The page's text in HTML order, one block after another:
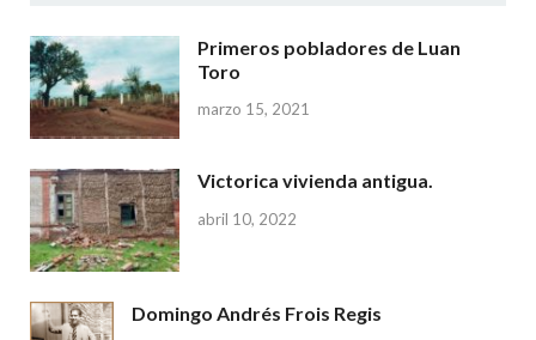
Primeros pobladores de Luan
Toro
marzo 15, 2021
Victorica vivienda antigua.
abril 10, 2022
Domingo Andrés Frois Regis